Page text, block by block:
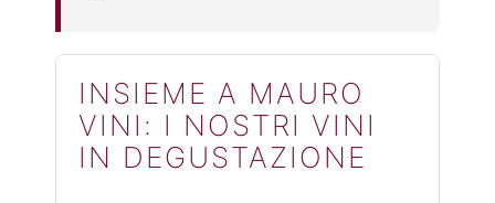
INSIEME A MAURO
VINI: I NOSTRI VINI
IN DEGUSTAZIONE